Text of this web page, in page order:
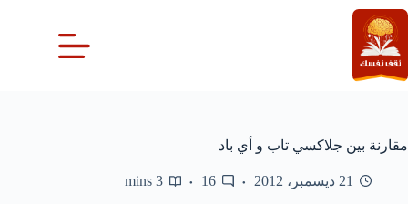
التجاوز
إلى
المحتوى
مقارنة بين جلاكسي تاب و أي باد
21 ديسمبر، 2012 16
3 mins